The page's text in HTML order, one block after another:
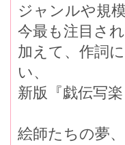
ジャンルや規
今最も注目さ
加えて、作詞
い、
新版『戯伝写
絵師たちの夢